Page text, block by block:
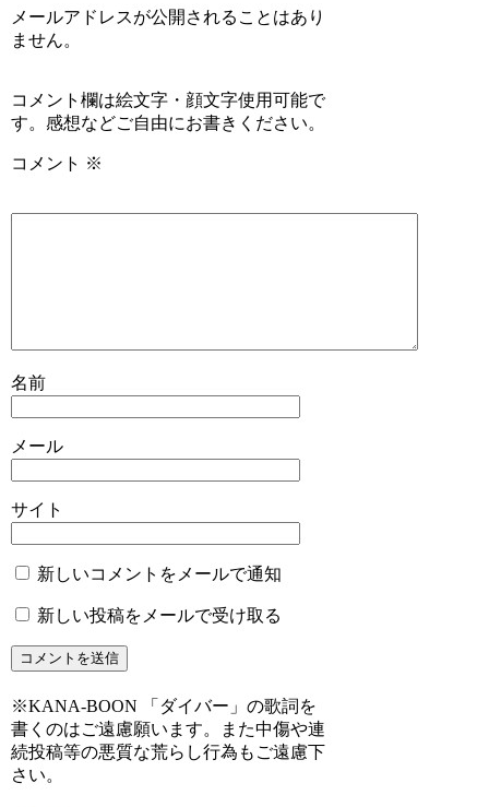
メールアドレスが公開されることはあり
ません。
コメント欄は絵文字・顔文字使用可能で
す。感想などご自由にお書きください。
コメント ※
名前
メール
サイト
新しいコメントをメールで通知
新しい投稿をメールで受け取る
※KANA-BOON 「ダイバー」の歌詞を
書くのはご遠慮願います。また中傷や連
続投稿等の悪質な荒らし行為もご遠慮下
さい。